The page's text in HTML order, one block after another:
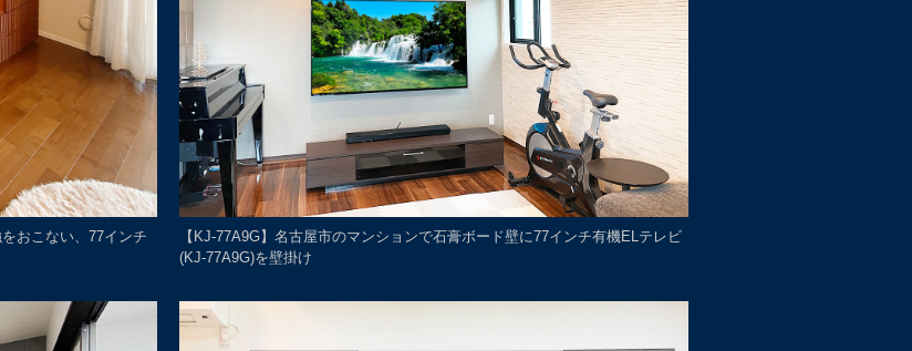
おこない、77インチ
【KJ-77A9G】名古屋市のマンションで石膏ボード壁に77インチ有機ELテレビ
(KJ-77A9G)を壁掛け